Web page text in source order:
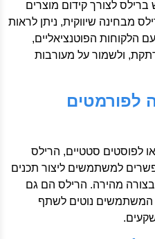
לצורך קידום מוצרים
מבחינה שיווקית, ניתן לראות
הלקוחות הפוטנציאליים,
ולשמור על מעורבות
לפורמטים
לפוסטים סטטיים, הרילס
למשתמשים ליצור תכנים
בצורה מהירה. הרילס הם גם
המשתמשים נוטים לשתף